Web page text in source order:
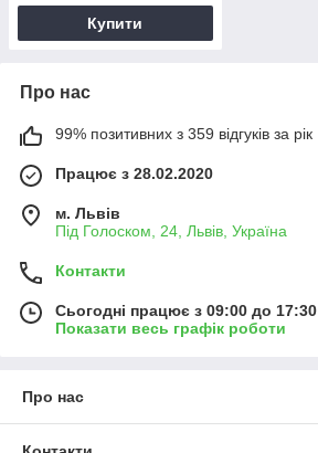
Купити
Про нас
99% позитивних з 359 відгуків за рік
Працює з 28.02.2020
м. Львів
Під Голоском, 24, Львів, Україна
Контакти
Сьогодні працює з 09:00 до 17:30
Показати весь графік роботи
Про нас